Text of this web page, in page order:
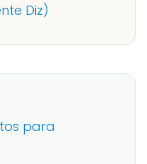
Diz)
para